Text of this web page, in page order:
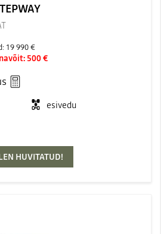
19 990 €
500 €
esivedu
HUVITATUD!